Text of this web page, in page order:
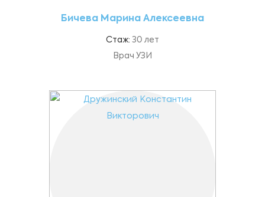
Бичева Марина Алексеевна
Стаж: 30 лет
Врач УЗИ